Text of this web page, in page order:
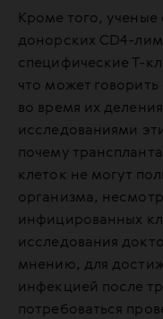
Кроме того,
донорских CD4-
специфические Т-
что может
во время их
исследованиями
почему
клеток не могут
организма,
инфицированных
исследования
мнению, для
инфекцией после
потребоваться